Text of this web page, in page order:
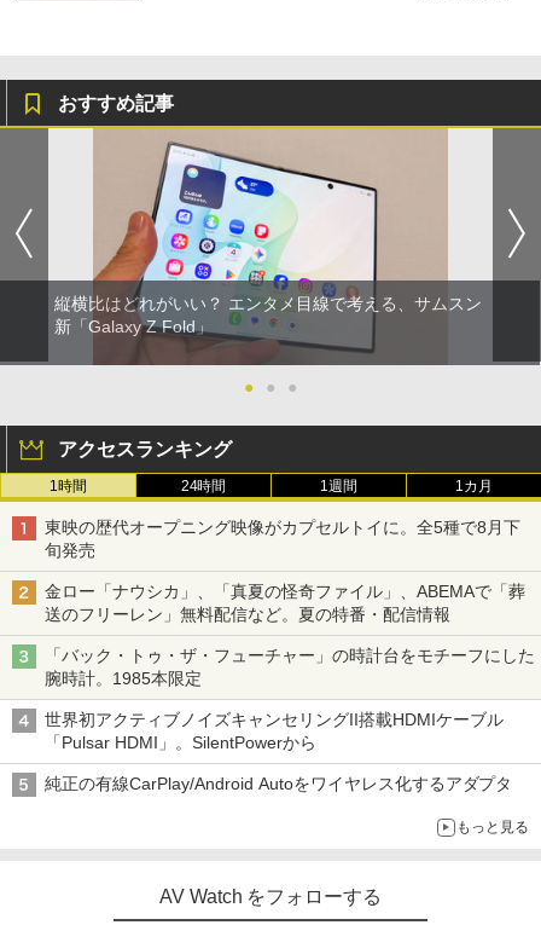
おすすめ記事
縦横比はどれがいい？ エンタメ目線で考える、サムスン
新「Galaxy Z Fold」
● ● ●
アクセスランキング
1時間 24時間 1週間 1カ月
東映の歴代オープニング映像がカプセルトイに。全5種で8月下
旬発売
金ロー「ナウシカ」、「真夏の怪奇ファイル」、ABEMAで「葬
送のフリーレン」無料配信など。夏の特番・配信情報
「バック・トゥ・ザ・フューチャー」の時計台をモチーフにした
腕時計。1985本限定
世界初アクティブノイズキャンセリングII搭載HDMIケーブル
「Pulsar HDMI」。SilentPowerから
純正の有線CarPlay/Android Autoをワイヤレス化するアダプタ
もっと見る
AV Watch をフォローする